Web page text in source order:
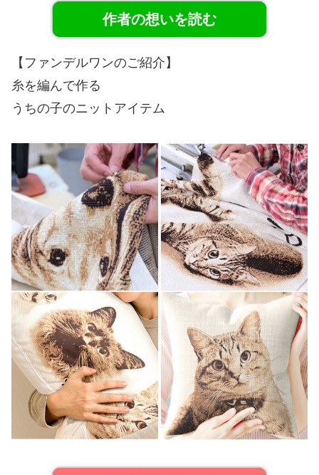
作者の想いを読む
【ファンデルワンのご紹介】
糸を編んで作る
うちの子のニットアイテム